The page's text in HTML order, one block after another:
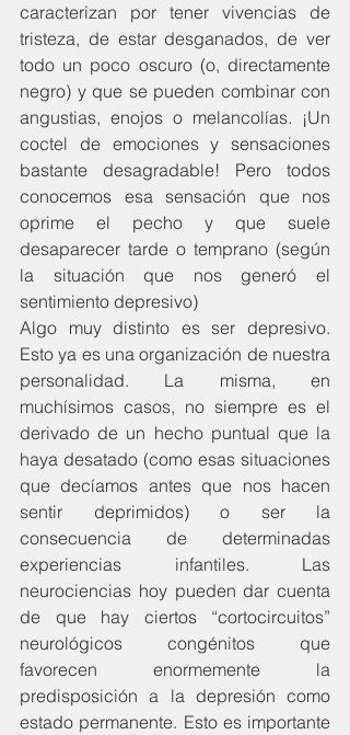
caracterizan por tener vivencias de
tristeza, de estar desganados, de ver
todo un poco oscuro (o, directamente
negro) y que se pueden combinar con
angustias, enojos o melancolías. ¡Un
coctel de emociones y sensaciones
bastante desagradable! Pero todos
conocemos esa sensación que nos
oprime el pecho y que suele
desaparecer tarde o temprano (según
la situación que nos generó el
sentimiento depresivo)
Algo muy distinto es ser depresivo.
Esto ya es una organización de nuestra
personalidad. La misma, en
muchísimos casos, no siempre es el
derivado de un hecho puntual que la
haya desatado (como esas situaciones
que decíamos antes que nos hacen
sentir deprimidos) o ser la
consecuencia de determinadas
experiencias infantiles. Las
neurociencias hoy pueden dar cuenta
de que hay ciertos “cortocircuitos”
neurológicos congénitos que
favorecen enormemente la
predisposición a la depresión como
estado permanente. Esto es importante